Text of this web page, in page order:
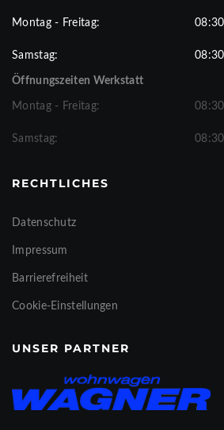
Montag - Freitag:
Samstag:
Öffnungszeiten Werkstatt
Montag - Freitag:
Samstag:
RECHTLICHES
Datenschutz
Impressum
Barrierefreiheit
Cookie-Einstellungen
UNSER PARTNER